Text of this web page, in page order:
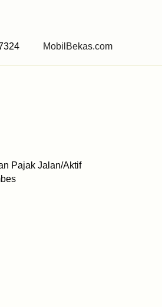
7324 MobilBekas.com
Pajak Jalan/Aktif